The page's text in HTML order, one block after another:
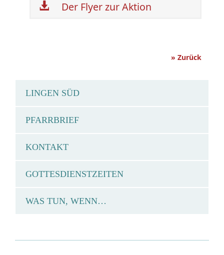
Der Flyer zur Aktion
» Zurück
LINGEN SÜD
PFARRBRIEF
KONTAKT
GOTTESDIENSTZEITEN
WAS TUN, WENN…